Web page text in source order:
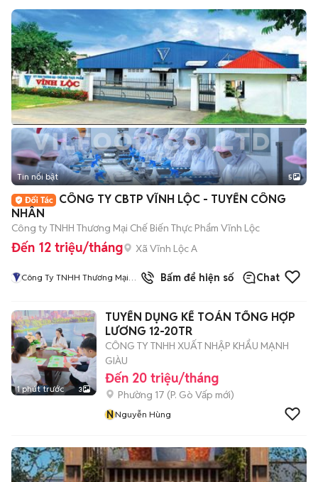
Tin nổi bật 5
CÔNG TY CBTP VĨNH LỘC - TUYỂN CÔNG
NHÂN
Công ty TNHH Thương Mại Chế Biến Thực Phẩm Vĩnh Lộc
Đến 12 triệu/tháng Xã Vĩnh Lộc A
Công Ty TNHH Thương Mại
1đã bán
Bấm để hiện số Chat
1 phút trước 3
TUYỂN DỤNG KẾ TOÁN TỔNG HỢP
LƯƠNG 12-20TR
CÔNG TY TNHH XUẤT NHẬP KHẨU MẠNH
GIÀU
Đến 20 triệu/tháng
Phường 17 (P. Gò Vấp mới)
NNguyễn Hùng